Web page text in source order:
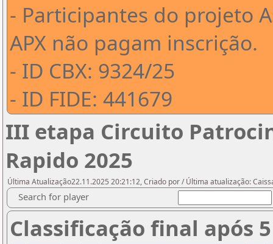
- Participantes do projeto
APX não pagam inscrição.
- ID CBX: 9324/25
- ID FIDE: 441679
III etapa Circuito
Rapido 2025
Última Atualização22.11.2025 20:21:12, Criado por / Última atualização:
Search for player
Classificação final após